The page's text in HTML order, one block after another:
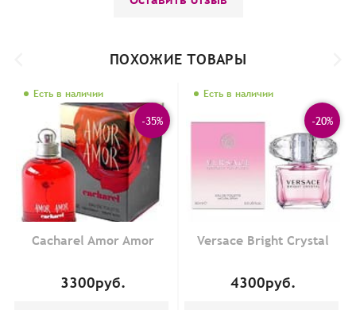
ПОХОЖИЕ ТОВАРЫ
Есть в наличии
-35%
Cacharel Amor Amor
3300руб.
Есть в наличии
-20%
Versace Bright Crystal
4300руб.